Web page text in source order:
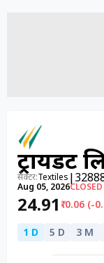
ट्रायडेंट
सेक्टर:Textiles |
Aug 05, 2026CLOSED
₹24.91 ₹-0.06 (-
1 D 5 D 3 M